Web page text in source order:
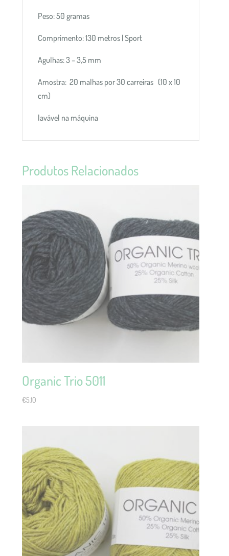
Peso: 50 gramas
Comprimento: 130 metros | Sport
Agulhas: 3 – 3,5 mm
Amostra: 20 malhas por 30 carreiras (10 x 10
cm)
lavável na máquina
Produtos Relacionados
Organic Trio 5011
€5.10